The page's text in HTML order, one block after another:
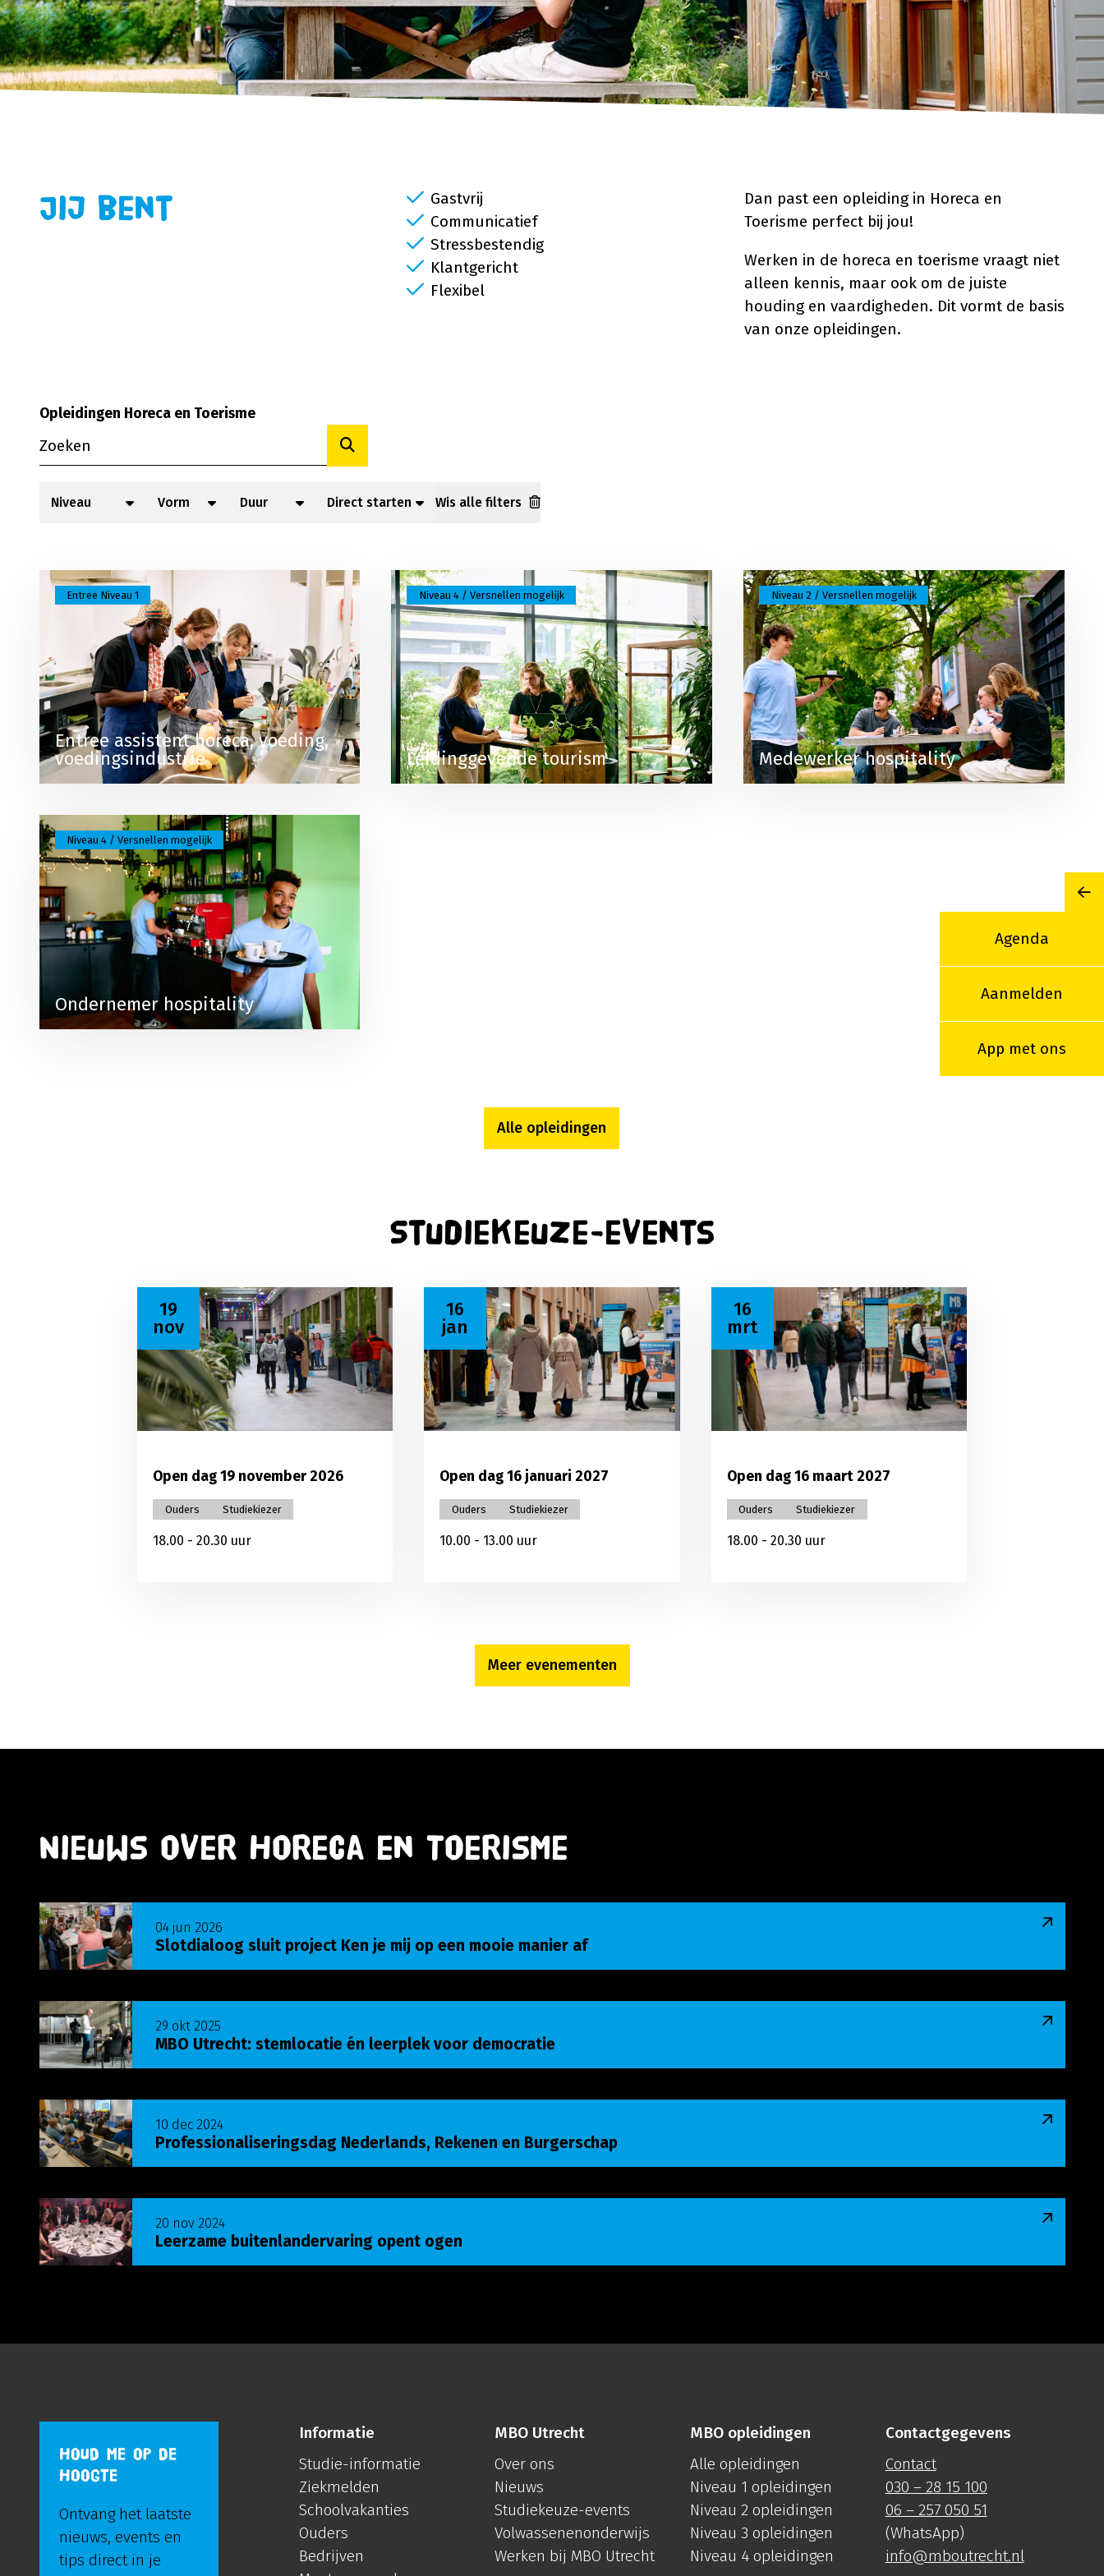
Agenda
Aanmelden
App met ons
Jij bent
Gastvrij
Communicatief
Stressbestendig
Klantgericht
Flexibel
Dan past een opleiding in Horeca en
Toerisme perfect bij jou!
Werken in de horeca en toerisme vraagt niet
alleen kennis, maar ook om de juiste
houding en vaardigheden. Dit vormt de basis
van onze opleidingen.
Opleidingen Horeca en Toerisme
Toon resultaten
Wis alle filters
Entree assistent horeca, voeding,
voedingsindustrie
Entree Niveau 1
Lees meer over Entree assistent horeca, voeding, voedingsindustrie
Leidinggevende tourism
Niveau 4 / Versnellen mogelijk
Lees meer over Leidinggevende tourism
Medewerker hospitality
Niveau 2 / Versnellen mogelijk
Lees meer over Medewerker hospitality
Ondernemer hospitality
Niveau 4 / Versnellen mogelijk
Lees meer over Ondernemer hospitality
Alle opleidingen
Studiekeuze-events
Open dag 19 november 2026
Ouders Studiekiezer
18.00 - 20.30 uur
19
nov
Lees meer over Open dag 19 november 2026
Open dag 16 januari 2027
Ouders Studiekiezer
10.00 - 13.00 uur
16
jan
Lees meer over Open dag 16 januari 2027
Open dag 16 maart 2027
Ouders Studiekiezer
18.00 - 20.30 uur
16
mrt
Lees meer over Open dag 16 maart 2027
Meer evenementen
Nieuws over Horeca en Toerisme
Slotdialoog sluit project Ken je mij op een mooie manier af
04 jun 2026
Lees meer over Slotdialoog sluit project Ken je mij op een mooie manier af
MBO Utrecht: stemlocatie én leerplek voor democratie
29 okt 2025
Lees meer over MBO Utrecht: stemlocatie én leerplek voor democratie
Professionaliseringsdag Nederlands, Rekenen en Burgerschap
10 dec 2024
Lees meer over Professionaliseringsdag Nederlands, Rekenen en Burgerschap
Leerzame buitenlandervaring opent ogen
20 nov 2024
Lees meer over Leerzame buitenlandervaring opent ogen
HOUD ME OP DE
HOOGTE
Ontvang het laatste
nieuws, events en
tips direct in je
Informatie
Studie-informatie
Ziekmelden
Schoolvakanties
Ouders
Bedrijven
MBO Utrecht
Over ons
Nieuws
Studiekeuze-events
Volwassenenonderwijs
Werken bij MBO Utrecht
MBO opleidingen
Alle opleidingen
Niveau 1 opleidingen
Niveau 2 opleidingen
Niveau 3 opleidingen
Niveau 4 opleidingen
Contactgegevens
Contact
030 – 28 15 100
06 – 257 050 51
(WhatsApp)
info@mboutrecht.nl